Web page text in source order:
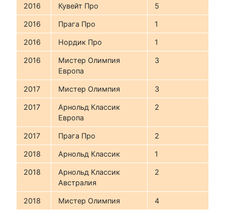
2016 Кувейт Про 5
2016 Прага Про 1
2016 Нордик Про 1
2016
Мистер Олимпия
Европа
3
2017 Мистер Олимпия 3
2017
Арнольд Классик
Европа
2
2017 Прага Про 2
2018 Арнольд Классик 1
2018
Арнольд Классик
Австралия
2
2018 Мистер Олимпия 4